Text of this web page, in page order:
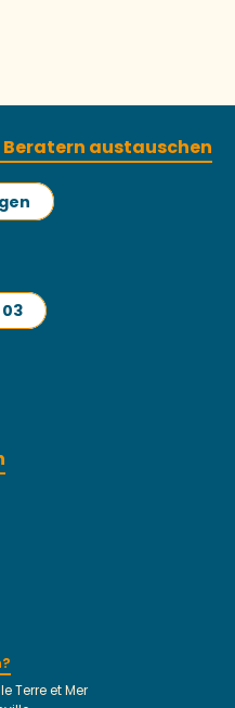
Beratern austauschen
03
Terre et Mer